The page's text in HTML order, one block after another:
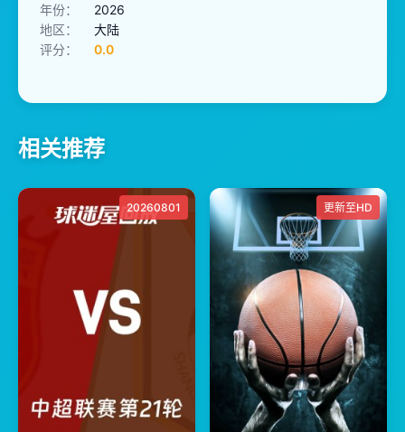
年份：
2026
地区：
大陆
评分：
0.0
相关推荐
20260801 更新至HD